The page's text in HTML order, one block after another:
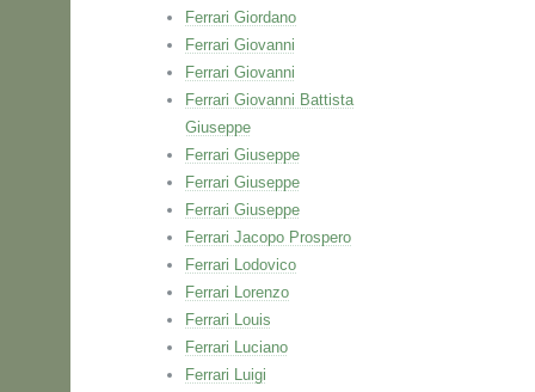
Ferrari Giordano
Ferrari Giovanni
Ferrari Giovanni
Ferrari Giovanni Battista
Giuseppe
Ferrari Giuseppe
Ferrari Giuseppe
Ferrari Giuseppe
Ferrari Jacopo Prospero
Ferrari Lodovico
Ferrari Lorenzo
Ferrari Louis
Ferrari Luciano
Ferrari Luigi